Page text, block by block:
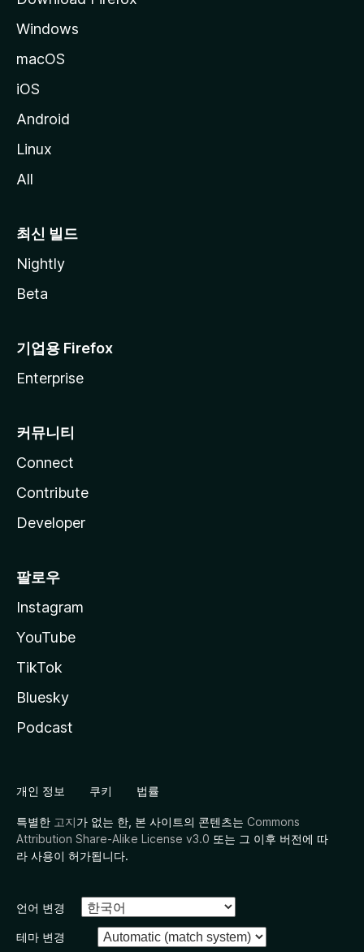
Windows
macOS
iOS
Android
Linux
All
최신 빌드
Nightly
Beta
기업용 Firefox
Enterprise
커뮤니티
Connect
Contribute
Developer
팔로우
Instagram
YouTube
TikTok
Bluesky
Podcast
개인 정보 쿠키 법률
특별한 고지가 없는 한, 본 사이트의 콘텐츠는 Commons
Attribution Share-Alike License v3.0 또는 그 이후 버전에 따
라 사용이 허가됩니다.
언어 변경
테마 변경